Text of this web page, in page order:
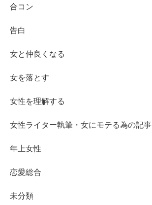
合コン
告白
女と仲良くなる
女を落とす
女性を理解する
女性ライター執筆・女にモテる為の記事
年上女性
恋愛総合
未分類